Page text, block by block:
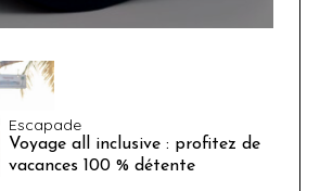
Escapade
Voyage all inclusive : profitez de
vacances 100 % détente